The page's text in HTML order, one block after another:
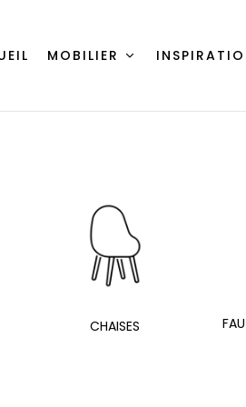
MOBILIER
CHAISES